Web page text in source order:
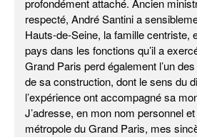
profondément attaché. Ancien
respecté, André Santini a
Hauts-de-Seine, la famille centriste,
pays dans les fonctions qu’il a
Grand Paris perd également l’un
de sa construction, dont le sens du
l’expérience ont accompagné sa
J’adresse, en mon nom personnel
métropole du Grand Paris, mes